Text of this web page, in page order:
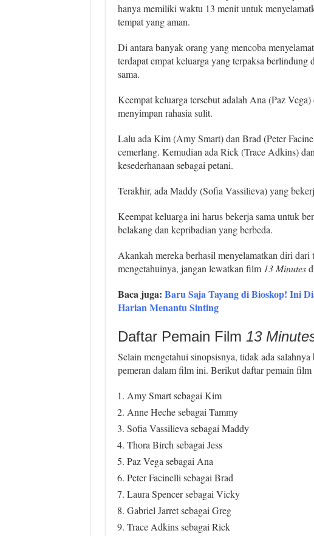
hanya memiliki waktu 13 menit untuk
tempat yang aman.
Di antara banyak orang yang mencoba
terdapat empat keluarga yang terpaksa berlindung
sama.
Keempat keluarga tersebut adalah Ana (Paz
menyimpan rahasia sulit.
Lalu ada Kim (Amy Smart) dan Brad (Peter
cemerlang. Kemudian ada Rick (Trace Adkins)
kesederhanaan sebagai petani.
Terakhir, ada Maddy (Sofia Vassilieva) yang
Keempat keluarga ini harus bekerja sama untuk
belakang dan kepribadian yang berbeda.
Akankah mereka berhasil menyelamatkan diri
mengetahuinya, jangan lewatkan film 13 Minutes
Baca juga: Baru Saja Tayang di Bioskop! Ini
Harian Menantu Sinting
Daftar Pemain Film 13
Selain mengetahui sinopsisnya, tidak ada
pemeran dalam film ini. Berikut daftar pemain film
Amy Smart sebagai Kim
Anne Heche sebagai Tammy
Sofia Vassilieva sebagai Maddy
Thora Birch sebagai Jess
Paz Vega sebagai Ana
Peter Facinelli sebagai Brad
Laura Spencer sebagai Vicky
Gabriel Jarret sebagai Greg
Trace Adkins sebagai Rick